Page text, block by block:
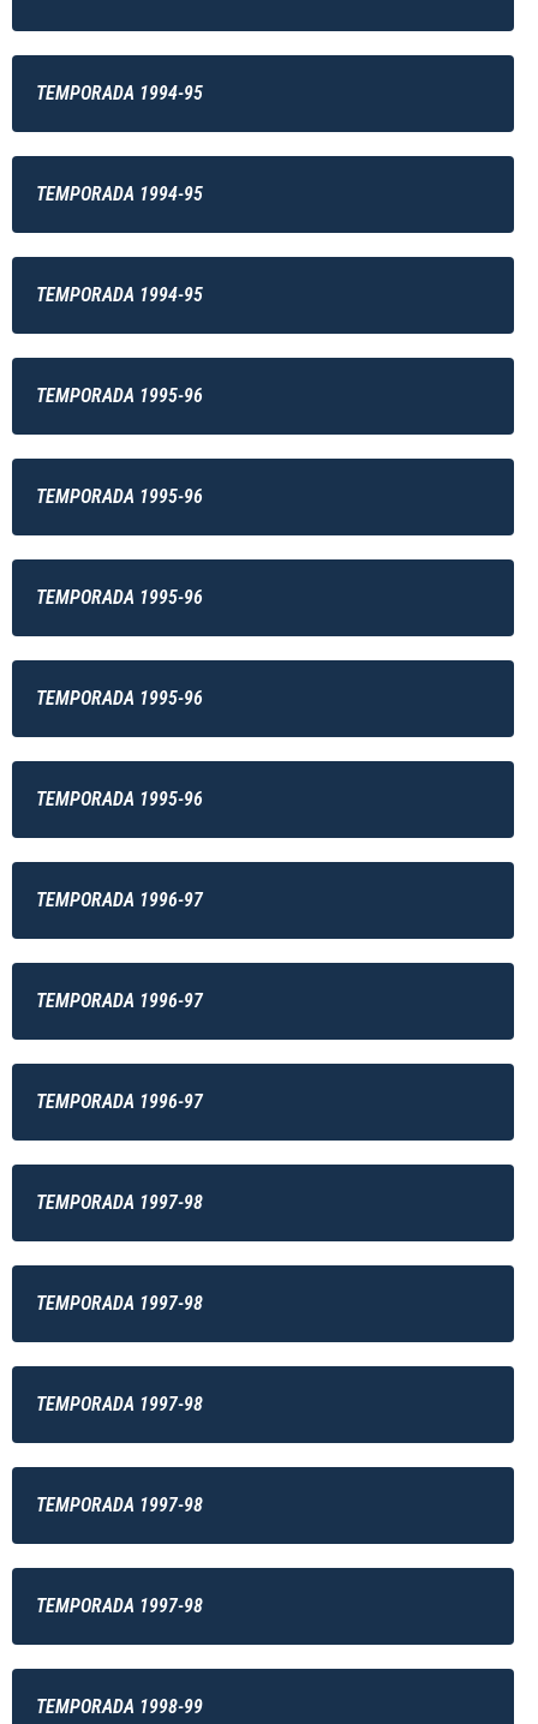
TEMPORADA 1994-95
TEMPORADA 1994-95
TEMPORADA 1994-95
TEMPORADA 1995-96
TEMPORADA 1995-96
TEMPORADA 1995-96
TEMPORADA 1995-96
TEMPORADA 1995-96
TEMPORADA 1996-97
TEMPORADA 1996-97
TEMPORADA 1996-97
TEMPORADA 1997-98
TEMPORADA 1997-98
TEMPORADA 1997-98
TEMPORADA 1997-98
TEMPORADA 1997-98
TEMPORADA 1998-99